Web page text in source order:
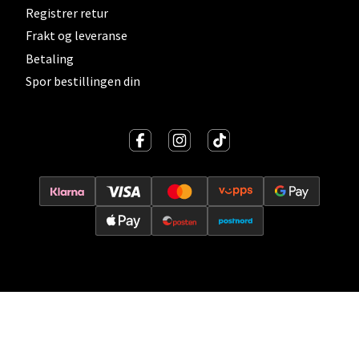
Registrer retur
Frakt og leveranse
Betaling
Spor bestillingen din
0 i butikk
Kristiansand - Thon
Barstølveien 31, 4636 Kristiansand
Åpent i dag 10-21
Velg